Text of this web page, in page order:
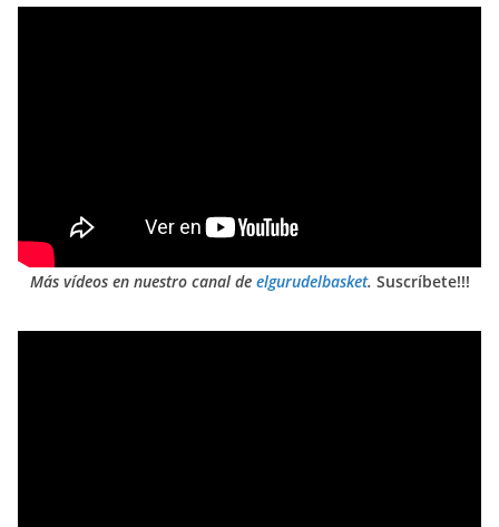
Más vídeos en nuestro canal de elgurudelbasket. Suscríbete!!!